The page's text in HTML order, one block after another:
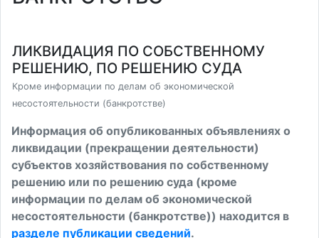
ЛИКВИДАЦИЯ ПО СОБСТВЕННОМУ
РЕШЕНИЮ, ПО РЕШЕНИЮ СУДА
Кроме информации по делам об экономической
несостоятельности (банкротстве)
Информация об опубликованных объявлениях о
ликвидации (прекращении деятельности)
субъектов хозяйствования по собственному
решению или по решению суда (кроме
информации по делам об экономической
несостоятельности (банкротстве)) находится в
разделе публикации сведений.